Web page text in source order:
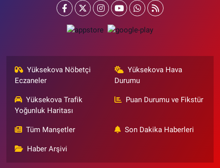
Yüksekova Nöbetçi
Eczaneler
Yüksekova Hava
Durumu
Yüksekova Trafik
Yoğunluk Haritası
Puan Durumu ve Fikstür
Tüm Manşetler Son Dakika Haberleri
Haber Arşivi